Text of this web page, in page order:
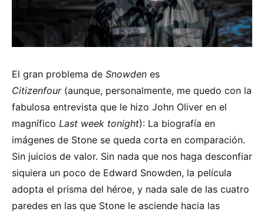
El gran problema de Snowden es
Citizenfour(aunque, personalmente, me quedo con la
fabulosa entrevista que le hizo John Oliver en el
magnífico Last week tonight): La biografía en
imágenes de Stone se queda corta en comparación.
Sin juicios de valor. Sin nada que nos haga desconfiar
siquiera un poco de Edward Snowden, la película
adopta el prisma del héroe, y nada sale de las cuatro
paredes en las que Stone le asciende hacia las